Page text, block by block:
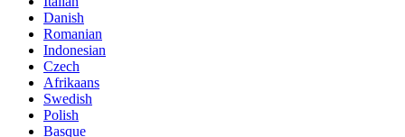
Danish
Romanian
Indonesian
Czech
Afrikaans
Swedish
Polish
Basque